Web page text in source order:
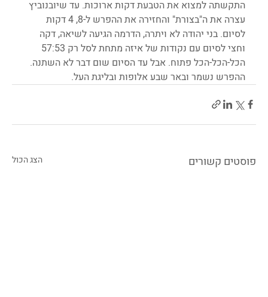
התקשתה למצוא את הטבעת דקות ארוכות. עד שיובנוביץ
עצרה את ה"בצורת" והחזירה את ההפרש ל-8, 4 דקות
לסיום. בני יהודה לא ויתרה, הדרמה הגיעה לשיאה, דקה
הכל-הכל-הכל פתוח. אבל עד הסיום שום דבר לא השתנה.
ההפרש נשמר ובאר שבע אלופות ובליגת העל.
פוסטים קשורים הצג הכול